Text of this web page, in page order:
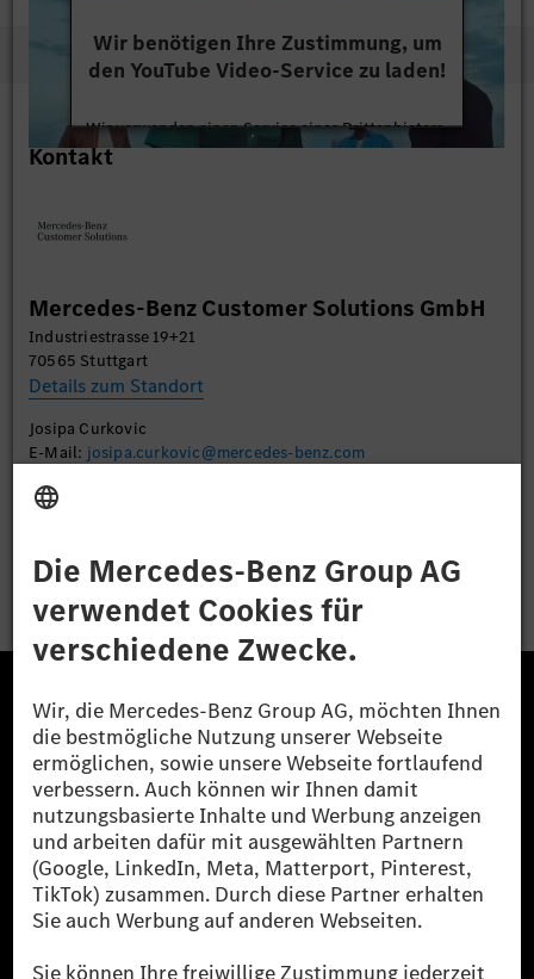
Wir benötigen Ihre Zustimmung, um
den YouTube Video-Service zu laden!
Wir verwenden einen Service eines Drittanbieters,
um Videoinhalte einzubetten. Dieser Service kann
Kontakt
Mercedes-Benz Customer Solutions GmbH
Industriestrasse 19+21
70565 Stuttgart
Details zum Standort
Josipa Curkovic
E-Mail: josipa.curkovic@mercedes-benz.com
Bewerben
Die Mercedes-Benz Group.
Die Mercedes-Benz Group AG (ehemals Daimler AG)
ist eines der erfolgreichsten Automobilunternehmen
der Welt. Mit der Mercedes-Benz AG gehören wir zu
den größten Anbietern von Premium- und Luxus-Pkw
und Vans. Die Mercedes-Benz Mobility AG bietet
Finanzierung, Leasing, Fahrzeugabos und –miete,
Flottenmanagement, digitale Services rund um Laden
und Bezahlen, die Vermittlung von Versicherungen